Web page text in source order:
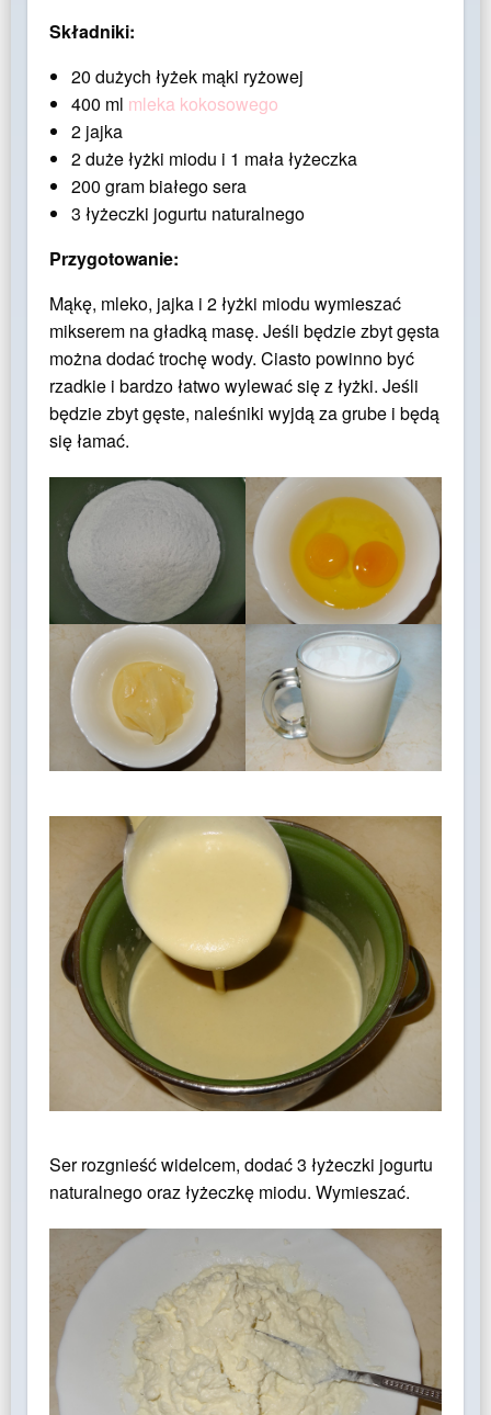
Składniki:
20 dużych łyżek mąki ryżowej
400 ml mleka kokosowego
2 jajka
2 duże łyżki miodu i 1 mała łyżeczka
200 gram białego sera
3 łyżeczki jogurtu naturalnego
Przygotowanie:
Mąkę, mleko, jajka i 2 łyżki miodu wymieszać
mikserem na gładką masę. Jeśli będzie zbyt gęsta
można dodać trochę wody. Ciasto powinno być
rzadkie i bardzo łatwo wylewać się z łyżki. Jeśli
będzie zbyt gęste, naleśniki wyjdą za grube i będą
się łamać.
Ser rozgnieść widelcem, dodać 3 łyżeczki jogurtu
naturalnego oraz łyżeczkę miodu. Wymieszać.